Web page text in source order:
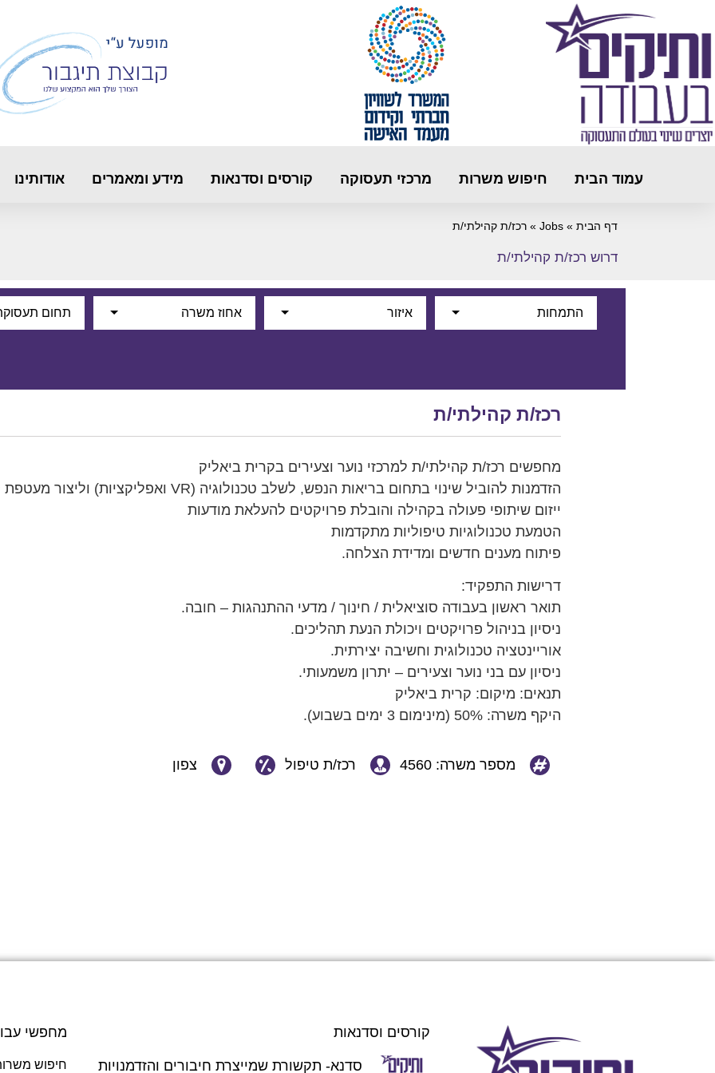
עמוד הבית חיפוש משרות מרכזי תעסוקה קורסים וסדנאות מידע ומאמרים אודותינו
דף הבית »
Jobs
» רכז/ת קהילתי/ת
דרוש רכז/ת קהילתי/ת
התמחות איזור אחוז משרה תחום
רכז/ת קהילתי/ת
מחפשים רכז/ת קהילתי/ת למרכזי נוער וצעירים בקרית ביאליק
הזדמנות להוביל שינוי בתחום בריאות הנפש, לשלב טכנולוגיה (VR ואפליקציות) וליצור מעטפת קהילתית חדשנית לנוער.
ייזום שיתופי פעולה בקהילה והובלת פרויקטים להעלאת מודעות
הטמעת טכנולוגיות טיפוליות מתקדמות
פיתוח מענים חדשים ומדידת הצלחה.
דרישות התפקיד:
תואר ראשון בעבודה סוציאלית / חינוך / מדעי ההתנהגות – חובה.
ניסיון בניהול פרויקטים ויכולת הנעת תהליכים.
אוריינטציה טכנולוגית וחשיבה יצירתית.
ניסיון עם בני נוער וצעירים – יתרון משמעותי.
תנאים: מיקום: קרית ביאליק
היקף משרה: 50% (מינימום 3 ימים בשבוע).
מספר משרה: 4560 רכז/ת טיפול צפון
קורסים וסדנאות
סדנא- תקשורת שמייצרת חיבורים והזדמנויות
מחפשי
חיפוש